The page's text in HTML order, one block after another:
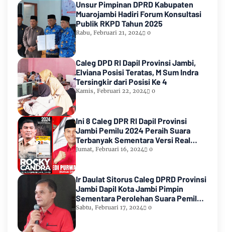
Unsur Pimpinan DPRD Kabupaten
Muarojambi Hadiri Forum Konsultasi
Publik RKPD Tahun 2025
Rabu, Februari 21, 2024 0
Caleg DPD RI Dapil Provinsi Jambi,
Elviana Posisi Teratas, M Sum Indra
Tersingkir dari Posisi Ke 4
Kamis, Februari 22, 2024 0
Ini 8 Caleg DPR RI Dapil Provinsi
Jambi Pemilu 2024 Peraih Suara
Terbanyak Sementara Versi Real
Count KPU RI
Jumat, Februari 16, 2024 0
Ir Daulat Sitorus Caleg DPRD Provinsi
Jambi Dapil Kota Jambi Pimpin
Sementara Perolehan Suara Pemilu
2024
Sabtu, Februari 17, 2024 0